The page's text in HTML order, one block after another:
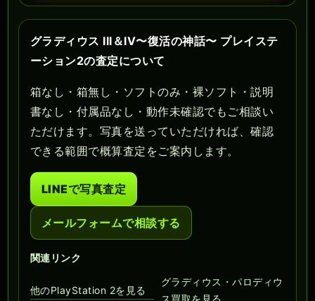
グラディウス III＆IV〜復活の神話〜 プレイステ
ーション2の査定について
箱なし・箱無し・ソフトのみ・裸ソフト・説明
書なし・付属品なし・動作未確認でもご相談い
ただけます。写真を送っていただければ、確認
できる範囲で概算査定をご案内します。
LINEで写真査定
メールフォームで相談する
関連リンク
他のPlayStation 2を見る
グラディウス・パロディウ